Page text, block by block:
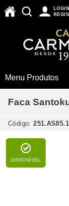
LOGIN
Menu Produtos
Faca
Código:
DISPONÍVEL